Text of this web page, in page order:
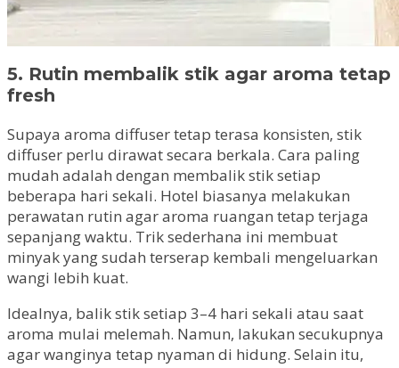
5. Rutin membalik stik agar aroma tetap
fresh
Supaya aroma diffuser tetap terasa konsisten, stik
diffuser perlu dirawat secara berkala. Cara paling
mudah adalah dengan membalik stik setiap
beberapa hari sekali. Hotel biasanya melakukan
perawatan rutin agar aroma ruangan tetap terjaga
sepanjang waktu. Trik sederhana ini membuat
minyak yang sudah terserap kembali mengeluarkan
wangi lebih kuat.
Idealnya, balik stik setiap 3–4 hari sekali atau saat
aroma mulai melemah. Namun, lakukan secukupnya
agar wanginya tetap nyaman di hidung. Selain itu,